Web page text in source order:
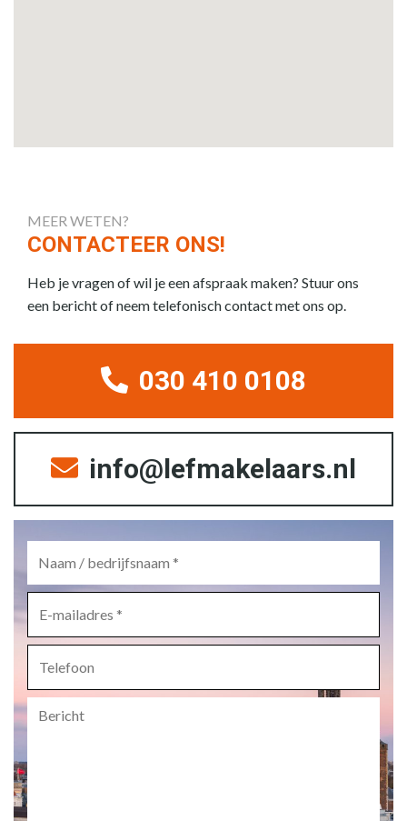
MEER WETEN?
CONTACTEER ONS!
Heb je vragen of wil je een afspraak maken? Stuur ons
een bericht of neem telefonisch contact met ons op.
030 410 0108
info@lefmakelaars.nl
mailadres *